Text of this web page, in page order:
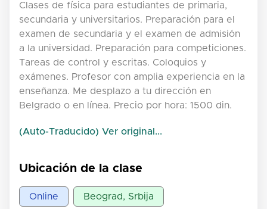
Clases de física para estudiantes de primaria,
secundaria y universitarios. Preparación para el
examen de secundaria y el examen de admisión
a la universidad. Preparación para competiciones.
Tareas de control y escritas. Coloquios y
exámenes. Profesor con amplia experiencia en la
enseñanza. Me desplazo a tu dirección en
Belgrado o en línea. Precio por hora: 1500 din.
(Auto-Traducido) Ver original...
Ubicación de la clase
Online Beograd, Srbija